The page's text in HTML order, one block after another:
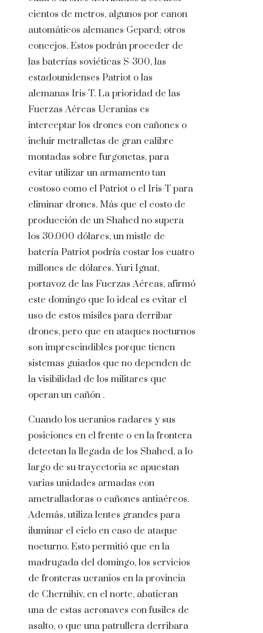
cientos de metros, algunos por canon
automáticos alemanes Gepard; otros
concejos. Estos podrán proceder de
las baterías soviéticas S-300, las
estadounidenses Patriot o las
alemanas Iris-T. La prioridad de las
Fuerzas Aéreas Ucranias es
interceptar los drones con cañones o
incluir metralletas de gran calibre
montadas sobre furgonetas, para
evitar utilizar un armamento tan
costoso como el Patriot o el Iris-T para
eliminar drones. Más que el costo de
producción de un Shahed no supera
los 30.000 dólares, un mistle de
batería Patriot podría costar los cuatro
millones de dólares. Yuri Ignat,
portavoz de las Fuerzas Aéreas, afirmó
este domingo que lo ideal es evitar el
uso de estos misiles para derribar
drones, pero que en ataques nocturnos
son imprescindibles porque tienen
sistemas guiados que no dependen de
la visibilidad de los militares que
operan un cañón .
Cuando los ucranios radares y sus
posiciones en el frente o en la frontera
detectan la llegada de los Shahed, a lo
largo de su trayectoria se apuestan
varias unidades armadas con
ametralladoras o cañones antiaéreos.
Además, utiliza lentes grandes para
iluminar el cielo en caso de ataque
nocturno. Esto permitió que en la
madrugada del domingo, los servicios
de fronteras ucranios en la provincia
de Chernihiv, en el norte, abatieran
una de estas aeronaves con fusiles de
asalto, o que una patrullera derribara